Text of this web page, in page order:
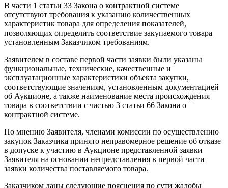
В части 1 статьи 33 Закона о контрактной системе
отсутствуют требования к указанию количественных
характеристик товара для определения показателей,
позволяющих определить соответствие закупаемого товара
установленным Заказчиком требованиям.
Заявителем в составе первой части заявки были указаны
функциональные, технические, качественные и
эксплуатационные характеристики объекта закупки,
соответствующие значениям, установленным документацией
об Аукционе, а также наименование места происхождения
товара в соответствии с частью 3 статьи 66 Закона о
контрактной системе.
По мнению Заявителя, членами комиссии по осуществлению
закупок Заказчика принято неправомерное решение об отказе
в допуске к участию в Аукционе представленной заявки
Заявителя на основании непредставления в первой части
заявки количества поставляемого товара.
Заказчиком даны следующие пояснения по сути жалобы